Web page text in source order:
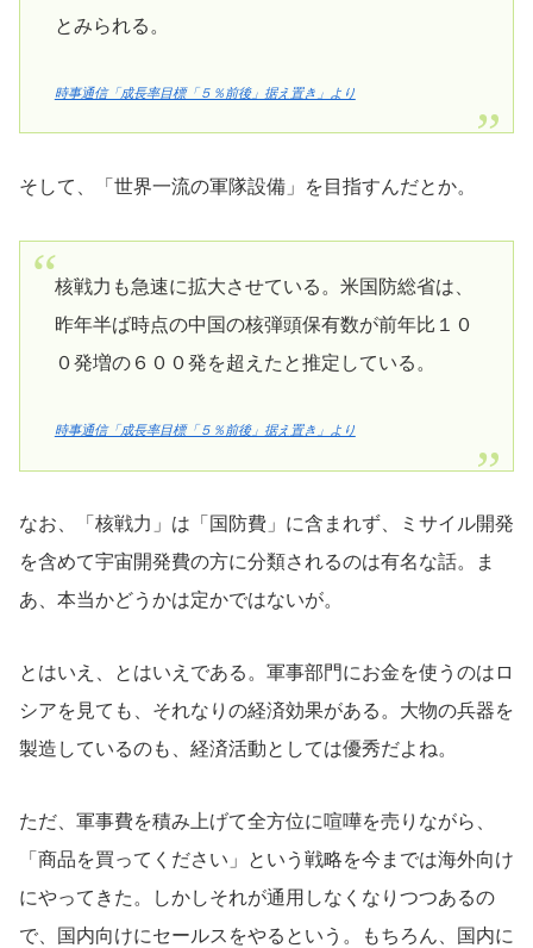
とみられる。
時事通信「成長率目標「５％前後」据え置き」より
そして、「世界一流の軍隊設備」を目指すんだとか。
核戦力も急速に拡大させている。米国防総省は、
昨年半ば時点の中国の核弾頭保有数が前年比１０
０発増の６００発を超えたと推定している。
時事通信「成長率目標「５％前後」据え置き」より
なお、「核戦力」は「国防費」に含まれず、ミサイル開発
を含めて宇宙開発費の方に分類されるのは有名な話。ま
あ、本当かどうかは定かではないが。
とはいえ、とはいえである。軍事部門にお金を使うのはロ
シアを見ても、それなりの経済効果がある。大物の兵器を
製造しているのも、経済活動としては優秀だよね。
ただ、軍事費を積み上げて全方位に喧嘩を売りながら、
「商品を買ってください」という戦略を今までは海外向け
にやってきた。しかしそれが通用しなくなりつつあるの
で、国内向けにセールスをやるという。もちろん、国内に